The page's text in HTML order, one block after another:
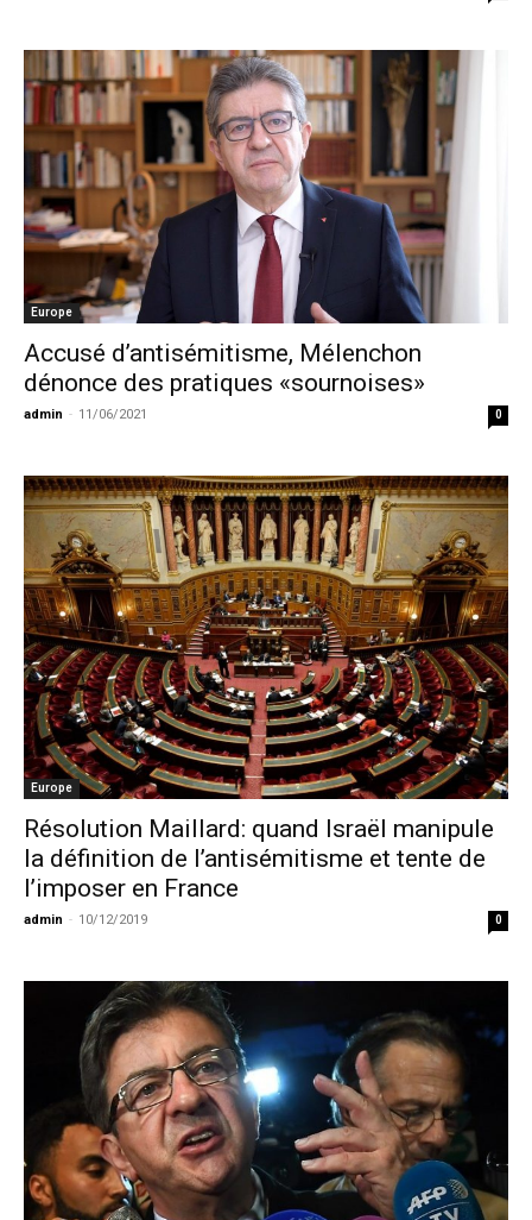
Europe
Accusé d’antisémitisme, Mélenchon
dénonce des pratiques «sournoises»
admin - 11/06/2021 0
Europe
Résolution Maillard: quand Israël manipule
la définition de l’antisémitisme et tente de
l’imposer en France
admin - 10/12/2019 0